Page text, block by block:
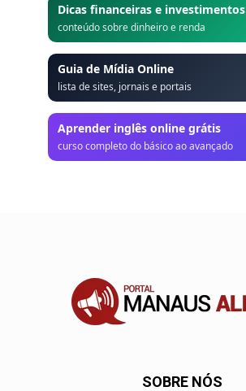
Dicas financeiras e investimentos
conteúdo sobre dinheiro e renda
Guia de Mídia Online
lista de sites, jornais e portais
Aprender inglês online grátis
curso completo do básico ao avançado
SOBRE NÓS